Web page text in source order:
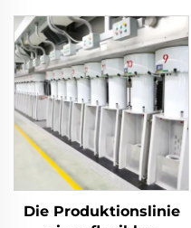
Die Produktionslinie